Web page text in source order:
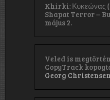
Khirki: Κ​υ​κ​ε​ώ​ν​α​ς
Shapat Terror –
május 2.
Veled is
CopyTrack
Georg Christensen